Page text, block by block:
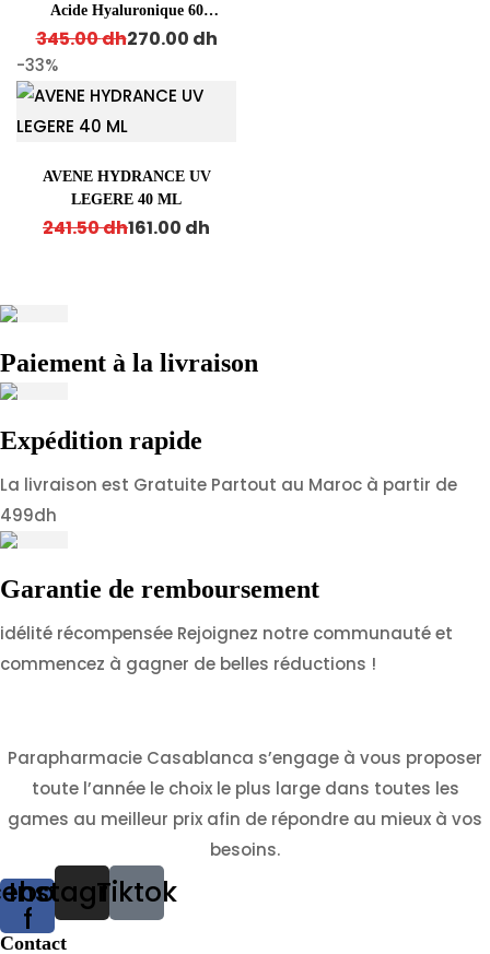
Acide Hyaluronique 60
Comprimes
345.00dhOriginal price was: 345.00 dh.
270.00 dh
-33%
AVENE HYDRANCE UV
LEGERE 40 ML
241.50dhOriginal price was: 241.50 dh.
161.00 dh
Paiement à la livraison
Expédition rapide
La livraison est Gratuite Partout au Maroc à partir de
499dh
Garantie de remboursement
idélité récompensée Rejoignez notre communauté et
commencez à gagner de belles réductions !
Parapharmacie Casablanca s’engage à vous proposer
toute l’année le choix le plus large dans toutes les
games au meilleur prix afin de répondre au mieux à vos
besoins.
f
Instagram
Tiktok
Contact